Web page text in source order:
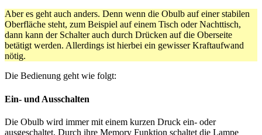
Aber es geht auch anders. Denn wenn die Obulb auf einer stabilen
Oberfläche steht, zum Beispiel auf einem Tisch oder Nachttisch,
dann kann der Schalter auch durch Drücken auf die Oberseite
betätigt werden. Allerdings ist hierbei ein gewisser Kraftaufwand
nötig.
Die Bedienung geht wie folgt:
Ein- und Ausschalten
Die Obulb wird immer mit einem kurzen Druck ein- oder
ausgeschaltet. Durch ihre Memory Funktion schaltet die Lampe